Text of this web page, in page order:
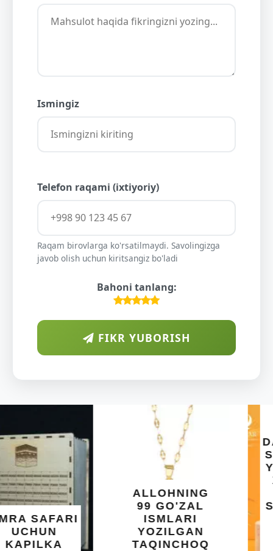
Ismingiz
Telefon raqami (ixtiyoriy)
Raqam birovlarga ko'rsatilmaydi. Savolingizga
javob olish uchun kiritsangiz bo'ladi
Bahoni tanlang:
FIKR YUBORISH
ALLOHNING
99 GO'ZAL
ISMLARI
YOZILGAN
TAQINCHOQ
DIYORIDA
O'SUVCHI
KUNDUR
DARAXTINING
SHIFOBAXSH
YELIMI: AQL,
XOTIRA VA
UMUMIY
SALOMATLIK
UCHUN
BEBAHO
NE'MAT